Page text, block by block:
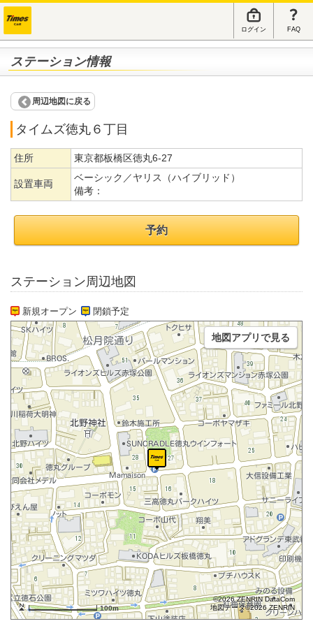
ログイン FAQ
ステーション情報
周辺地図に戻る
タイムズ徳丸６丁目
住所 東京都板橋区徳丸6-27
設置車両
ベーシック／ヤリス（ハイブリッド）
備考：
予約
ステーション周辺地図
新規オープン 閉鎖予定
100m
©2026 ZENRIN DataCom
地図データ©2026 ZENRIN
地図アプリで見る